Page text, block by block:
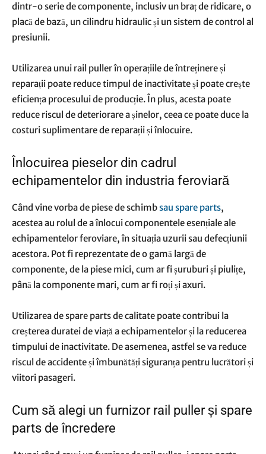
dintr-o serie de componente, inclusiv un braț de ridicare, o
placă de bază, un cilindru hidraulic și un sistem de control al
presiunii.
Utilizarea unui rail puller în operațiile de întreținere și
reparații poate reduce timpul de inactivitate și poate crește
eficiența procesului de producție. În plus, acesta poate
reduce riscul de deteriorare a șinelor, ceea ce poate duce la
costuri suplimentare de reparații și înlocuire.
Înlocuirea pieselor din cadrul
echipamentelor din industria feroviară
Când vine vorba de piese de schimbsau spare parts,
acestea au rolul de a înlocui componentele esențiale ale
echipamentelor feroviare, în situația uzurii sau defecțiunii
acestora. Pot fi reprezentate de o gamă largă de
componente, de la piese mici, cum ar fi șuruburi și piulițe,
până la componente mari, cum ar fi roți și axuri.
Utilizarea de spare parts de calitate poate contribui la
creșterea duratei de viață a echipamentelor și la reducerea
timpului de inactivitate. De asemenea, astfel se va reduce
riscul de accidente și îmbunătăți siguranța pentru lucrători și
viitori pasageri.
Cum să alegi un furnizor rail puller și spare
parts de încredere